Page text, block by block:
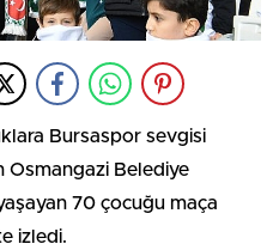
Bursaspor sevgisi
Osmangazi Belediye
70 çocuğu maça
izledi.